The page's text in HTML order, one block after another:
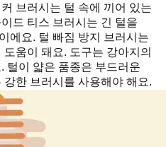
브러시는 털 속에 끼어 있는
드 티스 브러시는 긴 털을
에요. 털 빠짐 방지 브러시는
움이 돼요. 도구는 강아지의
털이 얇은 품종은 부드러운
한 브러시를 사용해야 해요.